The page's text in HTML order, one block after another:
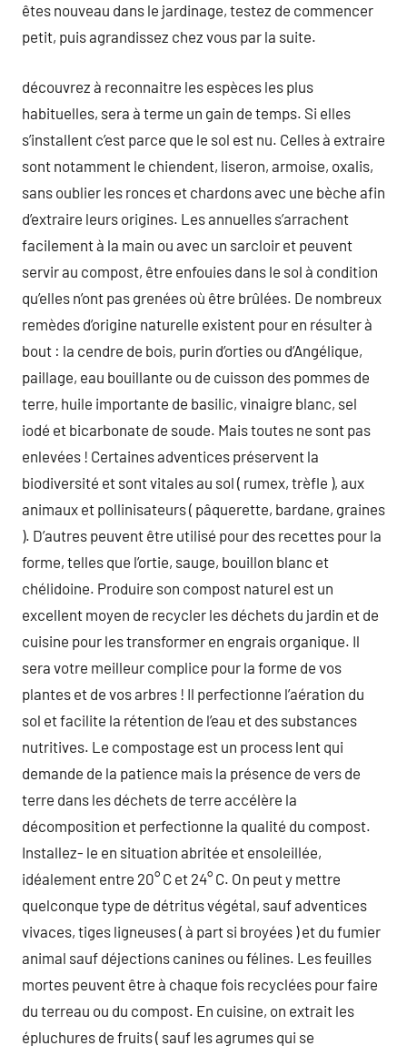
êtes nouveau dans le jardinage, testez de commencer
petit, puis agrandissez chez vous par la suite.
découvrez à reconnaitre les espèces les plus
habituelles, sera à terme un gain de temps. Si elles
s’installent c’est parce que le sol est nu. Celles à extraire
sont notamment le chiendent, liseron, armoise, oxalis,
sans oublier les ronces et chardons avec une bèche afin
d’extraire leurs origines. Les annuelles s’arrachent
facilement à la main ou avec un sarcloir et peuvent
servir au compost, être enfouies dans le sol à condition
qu’elles n’ont pas grenées où être brûlées. De nombreux
remèdes d’origine naturelle existent pour en résulter à
bout : la cendre de bois, purin d’orties ou d’Angélique,
paillage, eau bouillante ou de cuisson des pommes de
terre, huile importante de basilic, vinaigre blanc, sel
iodé et bicarbonate de soude. Mais toutes ne sont pas
enlevées ! Certaines adventices préservent la
biodiversité et sont vitales au sol ( rumex, trèfle ), aux
animaux et pollinisateurs ( pâquerette, bardane, graines
). D’autres peuvent être utilisé pour des recettes pour la
forme, telles que l’ortie, sauge, bouillon blanc et
chélidoine. Produire son compost naturel est un
excellent moyen de recycler les déchets du jardin et de
cuisine pour les transformer en engrais organique. Il
sera votre meilleur complice pour la forme de vos
plantes et de vos arbres ! Il perfectionne l’aération du
sol et facilite la rétention de l’eau et des substances
nutritives. Le compostage est un process lent qui
demande de la patience mais la présence de vers de
terre dans les déchets de terre accélère la
décomposition et perfectionne la qualité du compost.
Installez- le en situation abritée et ensoleillée,
idéalement entre 20° C et 24° C. On peut y mettre
quelconque type de détritus végétal, sauf adventices
vivaces, tiges ligneuses ( à part si broyées ) et du fumier
animal sauf déjections canines ou félines. Les feuilles
mortes peuvent être à chaque fois recyclées pour faire
du terreau ou du compost. En cuisine, on extrait les
épluchures de fruits ( sauf les agrumes qui se